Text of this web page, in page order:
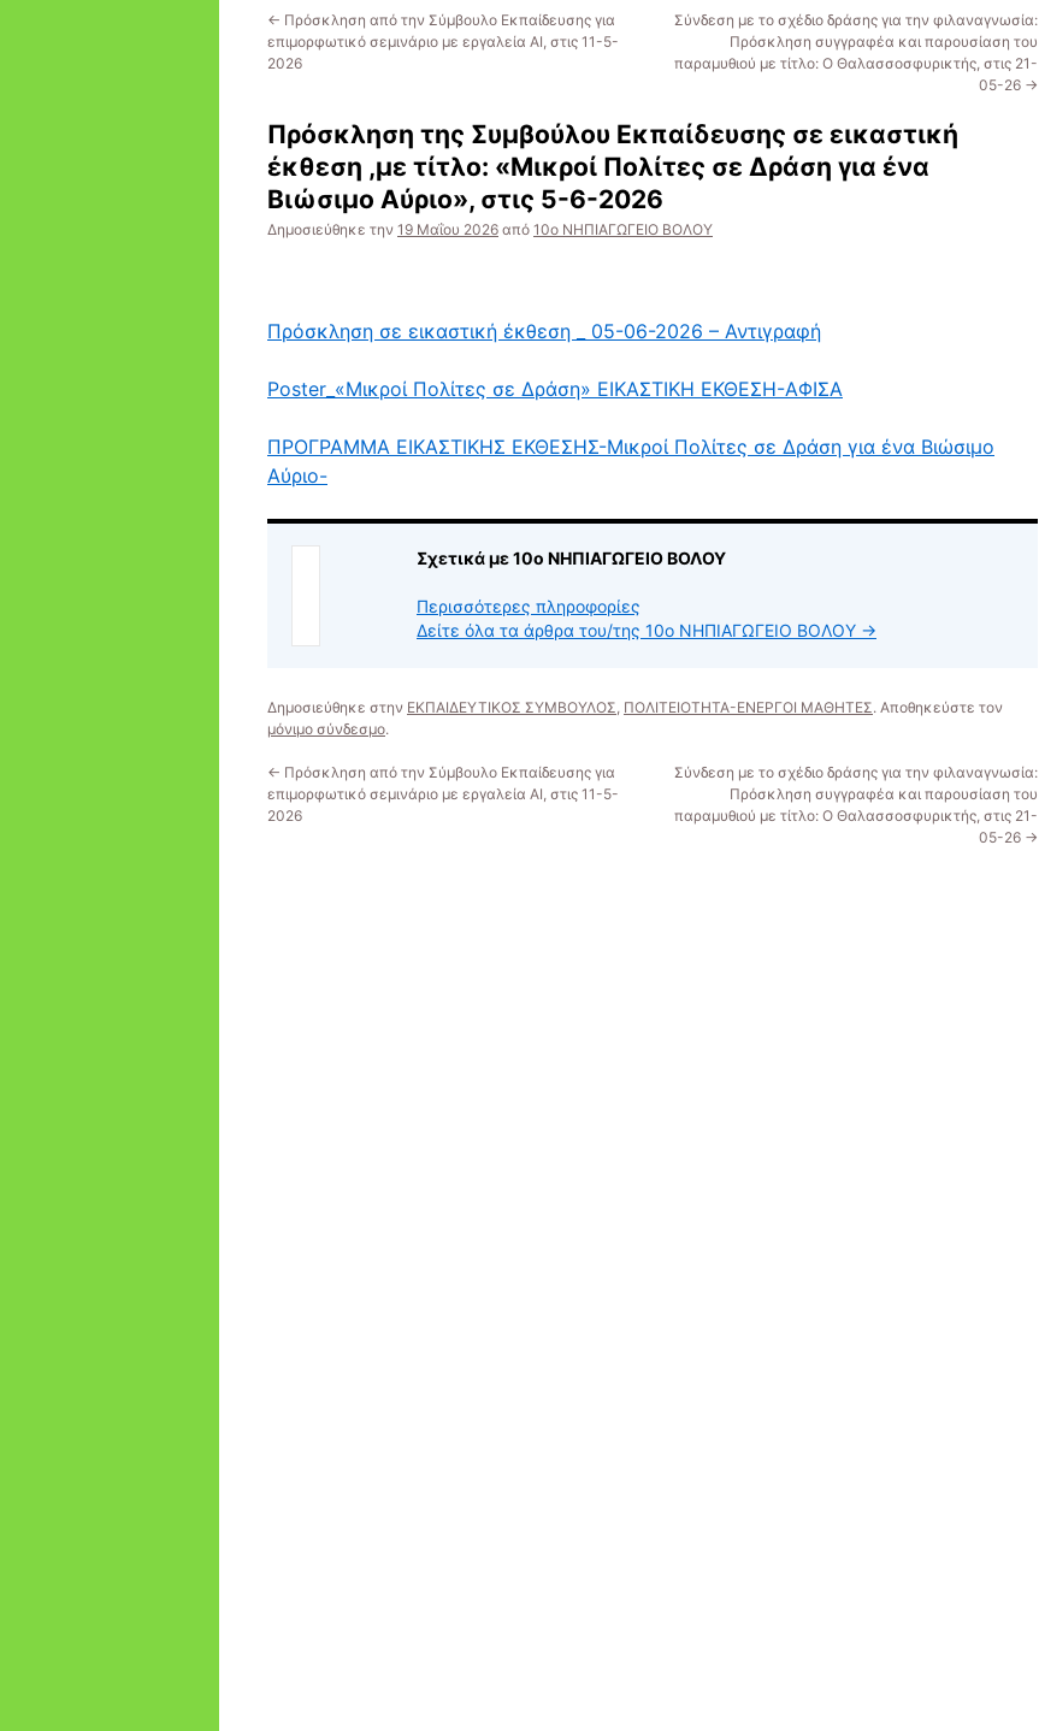
← Πρόσκληση από την Σύμβουλο Εκπαίδευσης για
επιμορφωτικό σεμινάριο με εργαλεία ΑΙ, στις 11-5-
2026
Σύνδεση με το σχέδιο δράσης για την φιλαναγνωσία:
Πρόσκληση συγγραφέα και παρουσίαση του
παραμυθιού με τίτλο: Ο Θαλασσοσφυρικτής, στις 21-
05-26 →
Πρόσκληση της Συμβούλου Εκπαίδευσης σε εικαστική
έκθεση ,με τίτλο: «Μικροί Πολίτες σε Δράση για ένα
Βιώσιμο Αύριο», στις 5-6-2026
Δημοσιεύθηκε την 19 Μαΐου 2026 από 10ο ΝΗΠΙΑΓΩΓΕΙΟ ΒΟΛΟΥ
Πρόσκληση σε εικαστική έκθεση _ 05-06-2026 – Αντιγραφή
Poster_«Μικροί Πολίτες σε Δράση» ΕΙΚΑΣΤΙΚΗ ΕΚΘΕΣΗ-ΑΦΙΣΑ
ΠΡΟΓΡΑΜΜΑ ΕΙΚΑΣΤΙΚΗΣ ΕΚΘΕΣΗΣ-Μικροί Πολίτες σε Δράση για ένα Βιώσιμο
Αύριο-
Σχετικά με 10ο ΝΗΠΙΑΓΩΓΕΙΟ ΒΟΛΟΥ
Περισσότερες πληροφορίες
Δείτε όλα τα άρθρα του/της 10ο ΝΗΠΙΑΓΩΓΕΙΟ ΒΟΛΟΥ →
Δημοσιεύθηκε στην ΕΚΠΑΙΔΕΥΤΙΚΟΣ ΣΥΜΒΟΥΛΟΣ, ΠΟΛΙΤΕΙΟΤΗΤΑ-ΕΝΕΡΓΟΙ ΜΑΘΗΤΕΣ. Αποθηκεύστε τον
μόνιμο σύνδεσμο.
← Πρόσκληση από την Σύμβουλο Εκπαίδευσης για
επιμορφωτικό σεμινάριο με εργαλεία ΑΙ, στις 11-5-
2026
Σύνδεση με το σχέδιο δράσης για την φιλαναγνωσία:
Πρόσκληση συγγραφέα και παρουσίαση του
παραμυθιού με τίτλο: Ο Θαλασσοσφυρικτής, στις 21-
05-26 →